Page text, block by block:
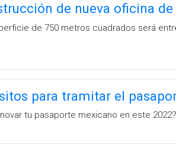
de nueva oficina
de 750 metros cuadrados será
para tramitar el
tu pasaporte mexicano en este 2022?